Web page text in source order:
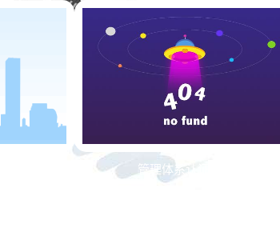
管理体系认证证书